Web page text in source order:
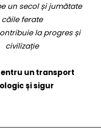
un secol și jumătate
căile ferate
la progres și
civilizație
un transport
și sigur